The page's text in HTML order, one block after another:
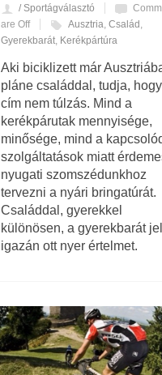
/ Sportágválasztó
are Off
Ausztria, Család ,
Gyerekbarát, Kerékpártúra
Aki biciklizett már
pláne családdal, tudja,
cím nem túlzás. Mind a
kerékpárutak mennyisége,
minősége, mind a
szolgáltatások miatt
nyugati szomszédunkhoz
tervezni a nyári bringatúrát.
Családdal, gyerekkel
különösen, a gyerekbarát
igazán ott nyer értelmet.